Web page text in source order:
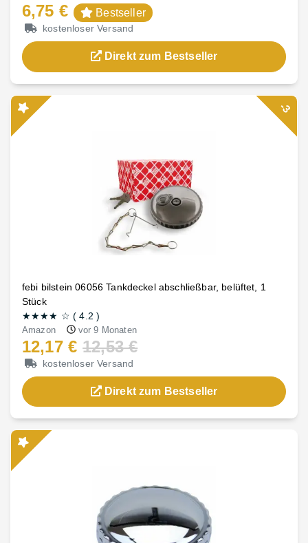
6,75 € Bestseller
kostenloser Versand
Direkt zum Bestseller
febi bilstein 06056 Tankdeckel abschließbar, belüftet, 1
Stück
★★★★ ☆ (4.2 )
Amazon vor 9 Monaten
12,17 € 12,53 €
kostenloser Versand
Direkt zum Bestseller
-3